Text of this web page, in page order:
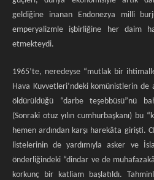
geldiğine inanan Endonezya milli
emperyalizmle işbirliğine her daim
etmekteydi.
1965’te, neredeyse “mutlak bir
Hava Kuvvetleri’ndeki komünistlerin de
öldürüldüğü “darbe teşebbüsü”nü
(Sonraki otuz yılın cumhurbaşkanı) bu
hemen ardından karşı harekâta girişti.
listelerinin de yardımıyla asker ve
önderliğindeki “dindar ve de
korkunç bir katliam başlatıldı.